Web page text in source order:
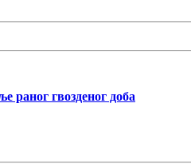
раног гвозденог доба